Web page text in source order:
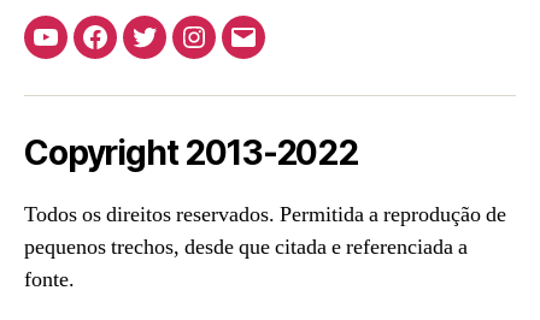
YoutubeFacebook
TwitterInstagram
E-
Copyright 2013-2022
Todos os direitos reservados. Permitida a reprodução de
pequenos trechos, desde que citada e referenciada a
fonte.